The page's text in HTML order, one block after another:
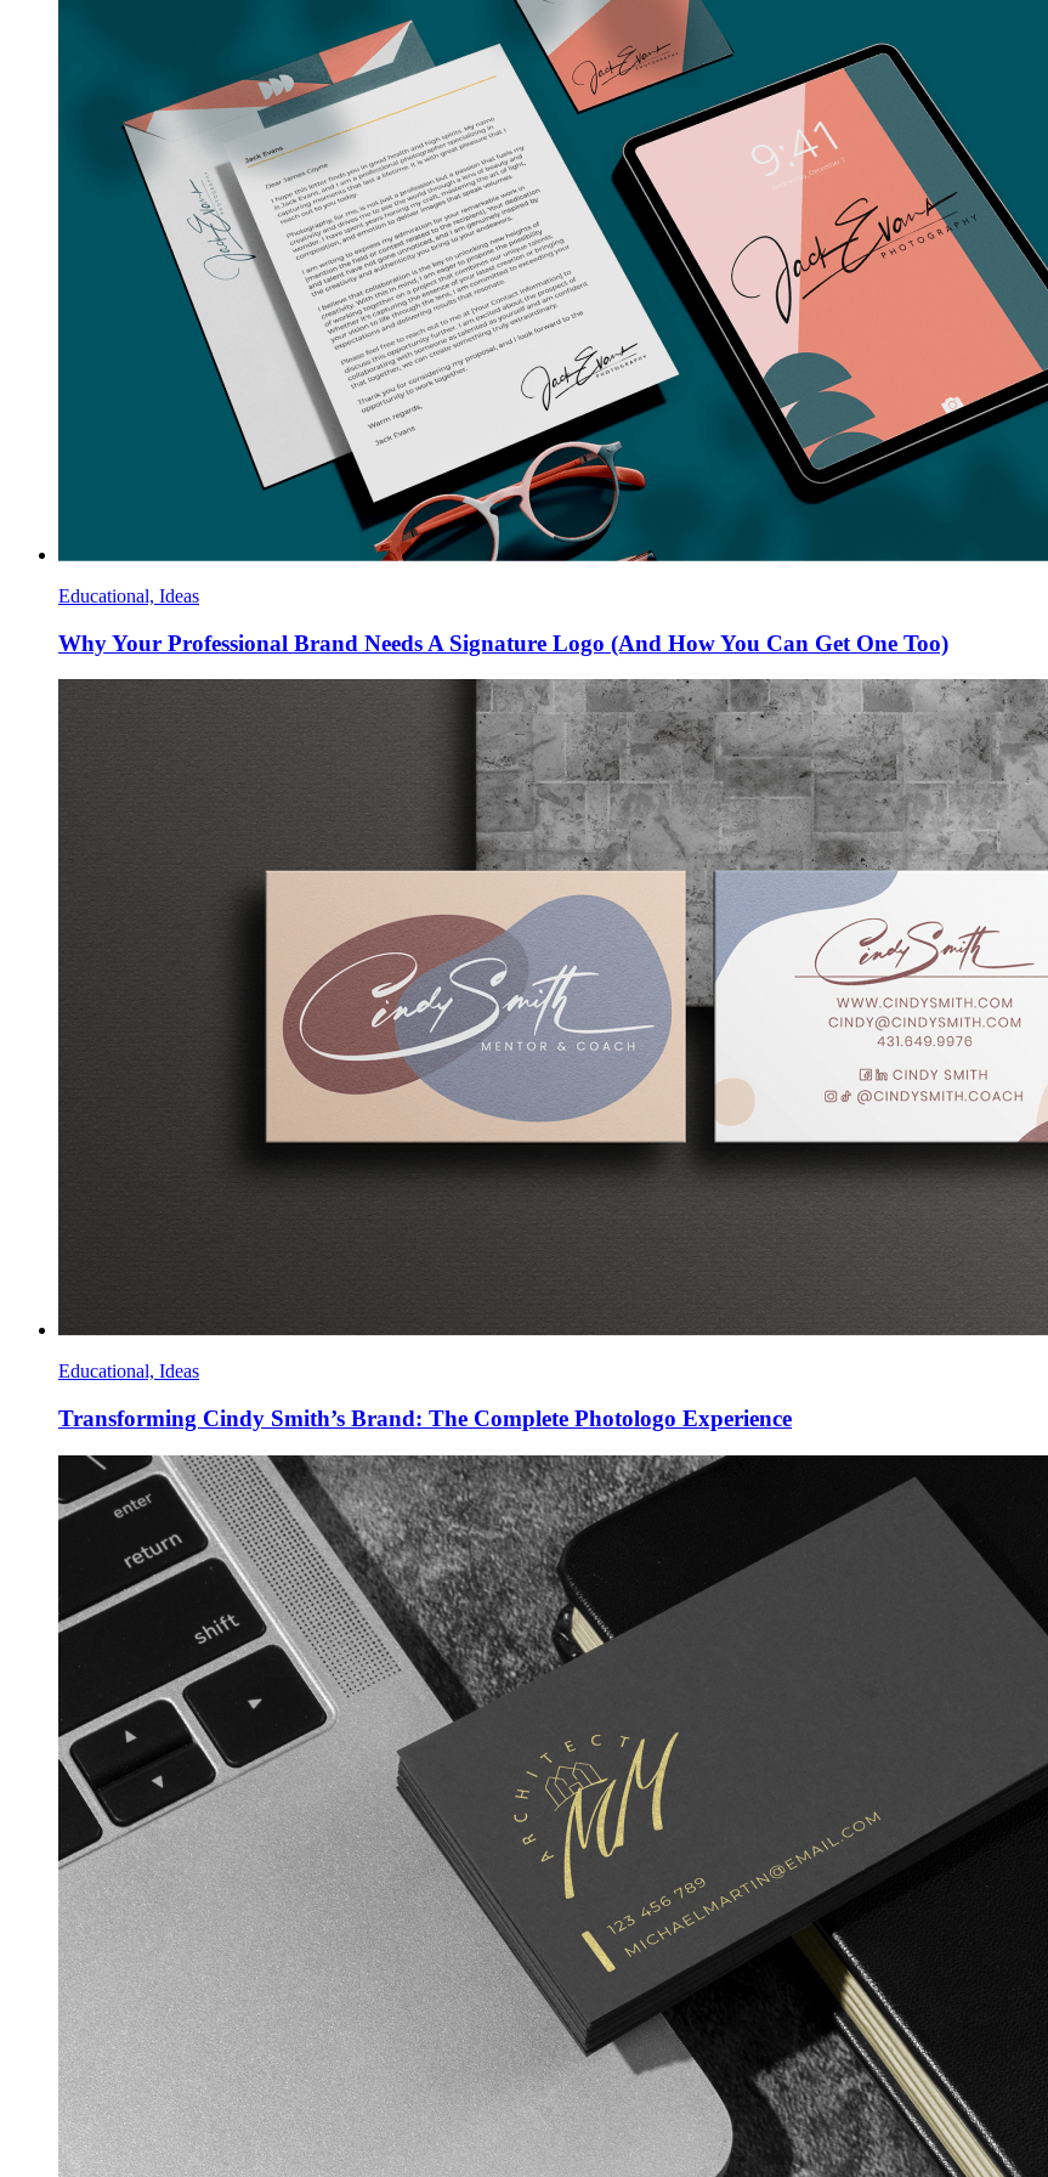
Educational, Ideas
Why Your Professional Brand Needs A Signature Logo (And How You Can Get One Too)
Educational, Ideas
Transforming Cindy Smith’s Brand: The Complete Photologo Experience